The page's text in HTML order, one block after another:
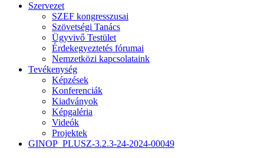
Szervezet
SZEF kongresszusai
Szövetségi Tanács
Ügyvivő Testület
Érdekegyeztetés fórumai
Nemzetközi kapcsolataink
Tevékenység
Képzések
Konferenciák
Kiadványok
Képgaléria
Videók
Projektek
GINOP_PLUSZ-3.2.3-24-2024-00049